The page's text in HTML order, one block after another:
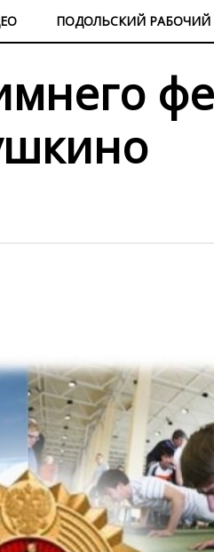
ПОДОЛЬСКИЙ РАБОЧИЙ